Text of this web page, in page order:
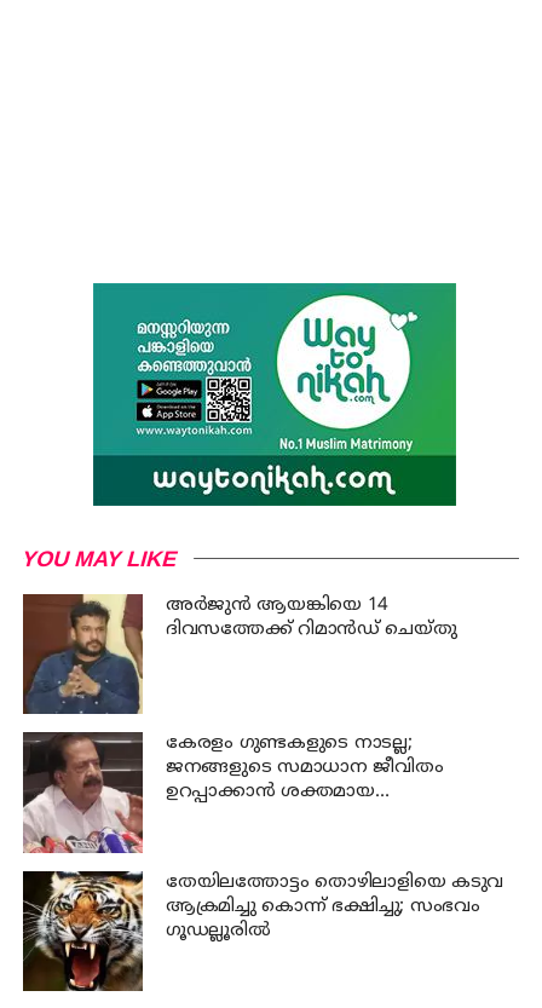
YOU MAY LIKE
അര്‍ജുന്‍ ആയങ്കിയെ 14
ദിവസത്തേക്ക് റിമാൻഡ് ചെയ്തു
കേരളം ഗുണ്ടകളുടെ നാടല്ല;
ജനങ്ങളുടെ സമാധാന ജീവിതം
ഉറപ്പാക്കാന്‍ ശക്തമായ
തേയിലത്തോട്ടം തൊഴിലാളിയെ കടുവ
ആക്രമിച്ചു കൊന്ന് ഭക്ഷിച്ചു; സംഭവം
ഗൂഡല്ലൂരില്‍